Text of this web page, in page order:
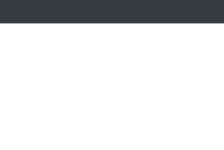
وأبناء الشهداء